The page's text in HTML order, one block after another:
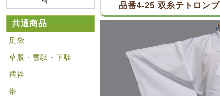
品番4-25 双糸テトロン
共通商品
足袋
草履・雪駄・下駄
襦袢
帯